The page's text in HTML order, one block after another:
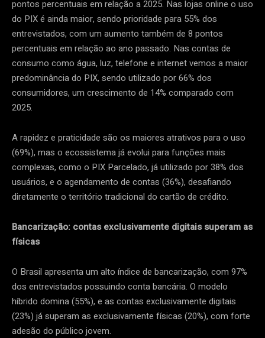
pontos percentuais em relação a 2025. Nas lojas online o uso
do PIX é ainda maior, sendo prioridade para 55% dos
entrevistados, com um aumento também de 8 pontos
percentuais em relação ao ano passado. Nas contas de
consumo como água, luz, telefone e internet vemos a maior
predominância do PIX, sendo utilizado por 66% dos
consumidores, um crescimento de 14% comparado com
2025.
A rapidez e praticidade são os maiores atrativos para o uso
(69%), mas o ecossistema já evolui para funções mais
complexas, como o PIX Parcelado, já utilizado por 38% dos
usuários, e o agendamento de contas (36%), desafiando
diretamente o território tradicional do cartão de crédito.
Bancarização: contas exclusivamente digitais superam as
físicas
O Brasil apresenta um alto índice de bancarização, com 97%
dos entrevistados possuindo conta bancária. O modelo
híbrido domina (55%), e as contas exclusivamente digitais
(23%) já superam as exclusivamente físicas (20%), com forte
adesão do público jovem.